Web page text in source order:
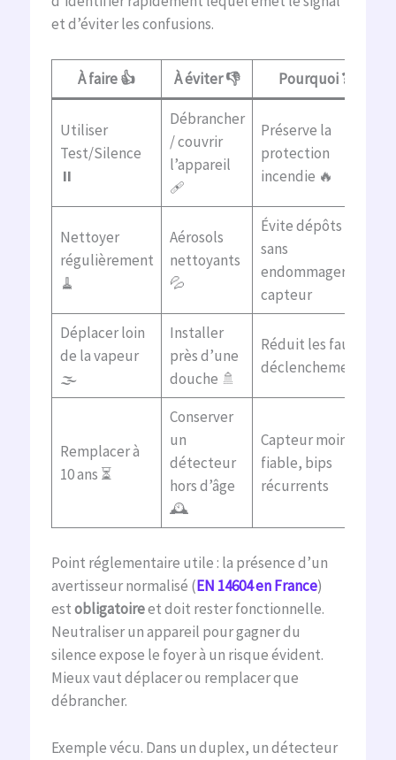
et d’éviter les confusions.
À faire 👍 À éviter 👎 Pourquoi ❓
Utiliser
Test/Silence
⏸️
Débrancher
/ couvrir
l’appareil
🩹
Préserve la
protection
incendie 🔥
Nettoyer
régulièrement
🧹
Aérosols
nettoyants
💦
Évite dépôts
sans
endommager le
capteur
Déplacer loin
de la vapeur
🌫️
Installer
près d’une
douche 🚿
Réduit les faux
déclenchements
Remplacer à
10 ans ⏳
Conserver
un
détecteur
hors d’âge
🕰️
Capteur moins
fiable, bips
récurrents
Point réglementaire utile : la présence d’un
avertisseur normalisé (EN 14604 en France)
estobligatoireet doit rester fonctionnelle.
Neutraliser un appareil pour gagner du
silence expose le foyer à un risque évident.
Mieux vaut déplacer ou remplacer que
débrancher.
Exemple vécu. Dans un duplex, un détecteur